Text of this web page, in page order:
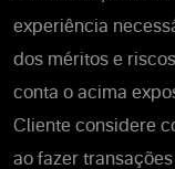
experiência
dos méritos e
conta o acima
Cliente considere
ao fazer